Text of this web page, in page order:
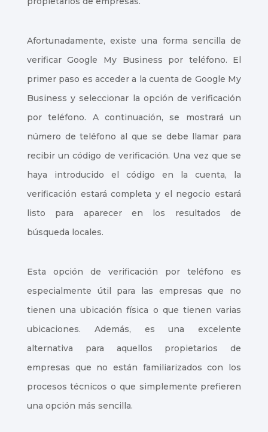
Afortunadamente, existe una forma sencilla de
verificar Google My Business por teléfono. El
primer paso es acceder a la cuenta de Google My
Business y seleccionar la opción de verificación
por teléfono. A continuación, se mostrará un
número de teléfono al que se debe llamar para
recibir un código de verificación. Una vez que se
haya introducido el código en la cuenta, la
verificación estará completa y el negocio estará
listo para aparecer en los resultados de
búsqueda locales.
Esta opción de verificación por teléfono es
especialmente útil para las empresas que no
tienen una ubicación física o que tienen varias
ubicaciones. Además, es una excelente
alternativa para aquellos propietarios de
empresas que no están familiarizados con los
procesos técnicos o que simplemente prefieren
una opción más sencilla.